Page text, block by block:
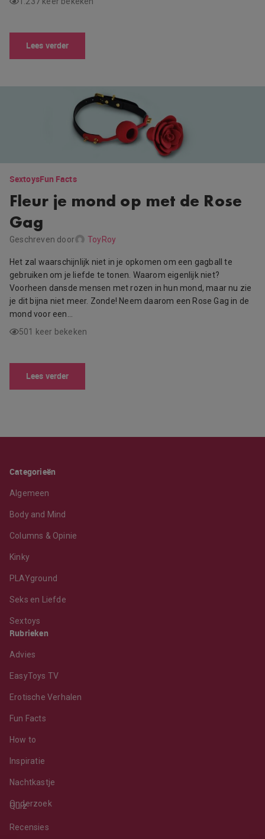
Lees verder
SextoysFun Facts
Fleur je mond op met de Rose
Gag
Geschreven door ToyRoy
Het zal waarschijnlijk niet in je opkomen om een gagball te
gebruiken om je liefde te tonen. Waarom eigenlijk niet?
Voorheen dansde mensen met rozen in hun mond, maar nu zie
je dit bijna niet meer. Zonde! Neem daarom een Rose Gag in de
mond voor een…
501 keer bekeken
Lees verder
Categorieën
Algemeen
Body and Mind
Columns & Opinie
Kinky
PLAYground
Seks en Liefde
Sextoys
Rubrieken
Advies
EasyToys TV
Erotische Verhalen
Fun Facts
How to
Inspiratie
Nachtkastje
Onderzoek
Quiz
Recensies